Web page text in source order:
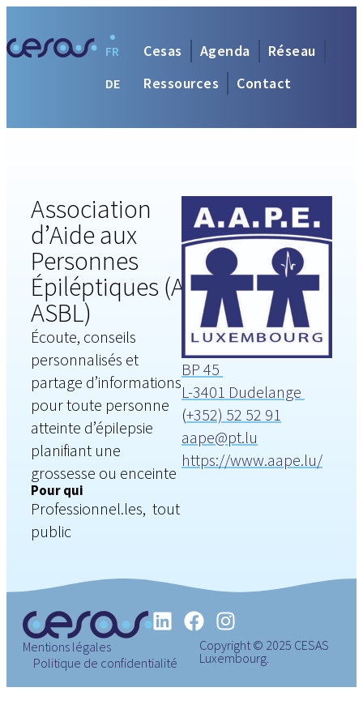
Cesas Agenda
Réseau
Ressources
Contact
FR
DE
Association
d’Aide aux
Personnes
Épiléptiques (AAPE
ASBL)
Écoute, conseils
personnalisés et
partage d’informations
pour toute personne
atteinte d’épilepsie
planifiant une
grossesse ou enceinte
Pour qui
Professionnel.les, tout
public
BP 45
L-3401 Dudelange
(+352) 52 52 91
aape@pt.lu
https://www.aape.lu/
Copyright © 2025 CESAS
Luxembourg.
Mentions légales
Politique de confidentialité